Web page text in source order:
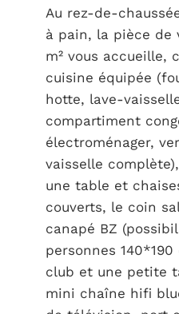
Au rez-de-
à pain, la pièce de
m² vous accueille,
cuisine équipée
hotte, lave-
compartiment
électroménager,
vaisselle
une table et
couverts, le coin
canapé BZ
personnes
club et une petite
mini chaîne hifi